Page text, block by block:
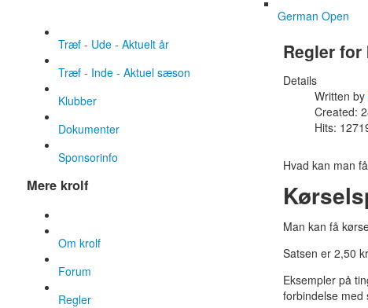
Regler
Details
Written by
Created:
Hits:
Hvad kan man
Man kan få
Satsen er 2,50
Eksempler på
forbindelse
German Open
Træf - Ude - Aktuelt år
Træf - Inde - Aktuel sæson
Klubber
Dokumenter
Sponsorinfo
Mere krolf
Om krolf
Forum
Regler